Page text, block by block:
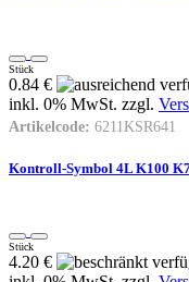
Stück
0.84 €
inkl. 0% MwSt. zzgl.
Artikelcode: 6211KSR641
Kontroll-Symbol 4L K100
Stück
4.20 €